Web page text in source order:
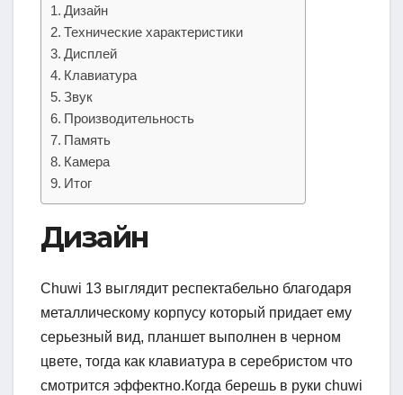
Дизайн
Технические характеристики
Дисплей
Клавиатура
Звук
Производительность
Память
Камера
Итог
Дизайн
Chuwi 13 выглядит респектабельно благодаря
металлическому корпусу который придает ему
серьезный вид, планшет выполнен в черном
цвете, тогда как клавиатура в серебристом что
смотрится эффектно.Когда берешь в руки chuwi